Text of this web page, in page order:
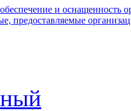
и оснащенность
предоставляемые